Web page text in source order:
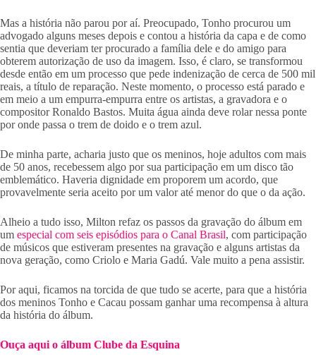
Mas a história não parou por aí. Preocupado, Tonho procurou um
advogado alguns meses depois e contou a história da capa e de como
sentia que deveriam ter procurado a família dele e do amigo para
obterem autorização de uso da imagem. Isso, é claro, se transformou
desde então em um processo que pede indenização de cerca de 500 mil
reais, a título de reparação. Neste momento, o processo está parado e
em meio a um empurra-empurra entre os artistas, a gravadora e o
compositor Ronaldo Bastos. Muita água ainda deve rolar nessa ponte
por onde passa o trem de doido e o trem azul.
De minha parte, acharia justo que os meninos, hoje adultos com mais
de 50 anos, recebessem algo por sua participação em um disco tão
emblemático. Haveria dignidade em proporem um acordo, que
provavelmente seria aceito por um valor até menor do que o da ação.
Alheio a tudo isso, Milton refaz os passos da gravação do álbum em
um especial com seis episódios para o Canal Brasil, com participação
de músicos que estiveram presentes na gravação e alguns artistas da
nova geração, como Criolo e Maria Gadú. Vale muito a pena assistir.
Por aqui, ficamos na torcida de que tudo se acerte, para que a história
dos meninos Tonho e Cacau possam ganhar uma recompensa à altura
da história do álbum.
Ouça aqui o álbum Clube da Esquina